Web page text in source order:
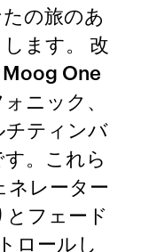
の旅のあ
ます。 改
One
ニック、
チティンバ
。これら
ネレーター
フェード
ロールし